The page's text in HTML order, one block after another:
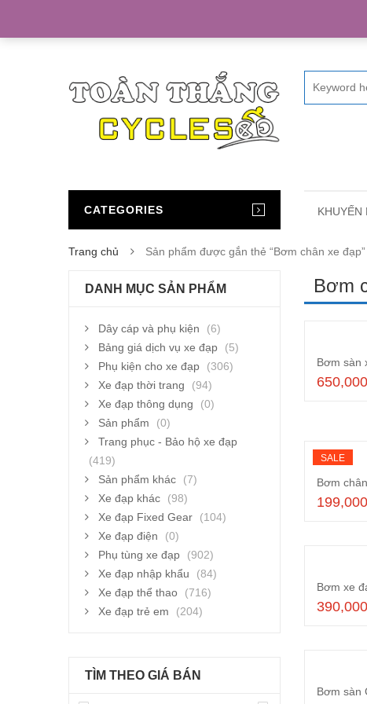
CATEGORIES KHUYẾN
Trang chủ Sản phẩm được gắn thẻ “Bơm chân xe đạp”
Bơm
Bơm sàn
650,000
SALE
Bơm
199,000
Bơm xe
390,000
Bơm sàn
DANH MỤC SẢN PHẨM
Dây cáp và phụ kiện
(6)
Bảng giá dịch vụ xe đạp
(5)
Phụ kiện cho xe đạp
(306)
Xe đạp thời trang
(94)
Xe đạp thông dụng
(0)
Sản phẩm
(0)
Trang phục - Bảo hộ xe đạp
(419)
Sản phẩm khác
(7)
Xe đạp khác
(98)
Xe đạp Fixed Gear
(104)
Xe đạp điện
(0)
Phụ tùng xe đạp
(902)
Xe đạp nhập khẩu
(84)
Xe đạp thể thao
(716)
Xe đạp trẻ em
(204)
TÌM THEO GIÁ BÁN